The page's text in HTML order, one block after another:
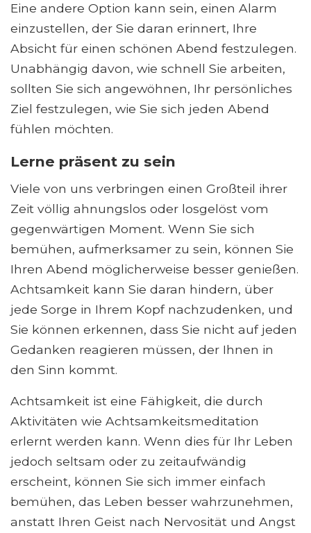
Eine andere Option kann sein, einen Alarm
einzustellen, der Sie daran erinnert, Ihre
Absicht für einen schönen Abend festzulegen.
Unabhängig davon, wie schnell Sie arbeiten,
sollten Sie sich angewöhnen, Ihr persönliches
Ziel festzulegen, wie Sie sich jeden Abend
fühlen möchten.
Lerne präsent zu sein
Viele von uns verbringen einen Großteil ihrer
Zeit völlig ahnungslos oder losgelöst vom
gegenwärtigen Moment. Wenn Sie sich
bemühen, aufmerksamer zu sein, können Sie
Ihren Abend möglicherweise besser genießen.
Achtsamkeit kann Sie daran hindern, über
jede Sorge in Ihrem Kopf nachzudenken, und
Sie können erkennen, dass Sie nicht auf jeden
Gedanken reagieren müssen, der Ihnen in
den Sinn kommt.
Achtsamkeit ist eine Fähigkeit, die durch
Aktivitäten wie Achtsamkeitsmeditation
erlernt werden kann. Wenn dies für Ihr Leben
jedoch seltsam oder zu zeitaufwändig
erscheint, können Sie sich immer einfach
bemühen, das Leben besser wahrzunehmen,
anstatt Ihren Geist nach Nervosität und Angst